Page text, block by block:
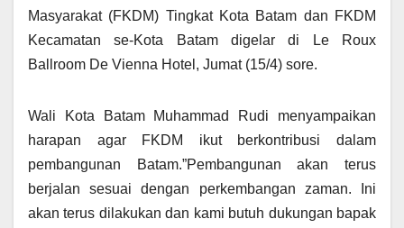
Masyarakat (FKDM) Tingkat Kota Batam dan FKDM
Kecamatan se-Kota Batam digelar di Le Roux
Ballroom De Vienna Hotel, Jumat (15/4) sore.
Wali Kota Batam Muhammad Rudi menyampaikan
harapan agar FKDM ikut berkontribusi dalam
pembangunan Batam.”Pembangunan akan terus
berjalan sesuai dengan perkembangan zaman. Ini
akan terus dilakukan dan kami butuh dukungan bapak